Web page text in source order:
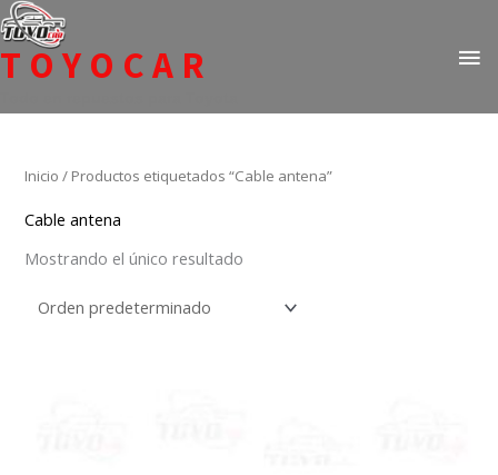
Ir
al
contenido
TOYOCAR
Inicio / Productos etiquetados “Cable antena”
Cable antena
Mostrando el único resultado